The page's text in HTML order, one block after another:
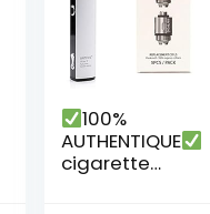
100%
AUTHENTIQUE
cigarette